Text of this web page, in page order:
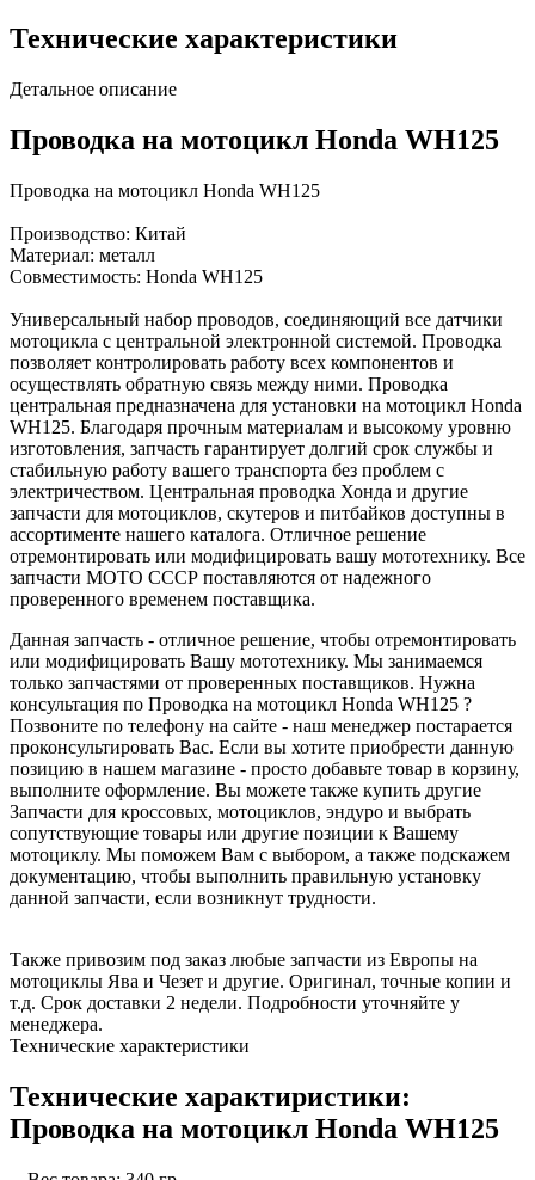
Технические характеристики
Детальное описание
Проводка на мотоцикл Honda WH125
Проводка на мотоцикл Honda WH125
Производство: Китай
Материал: металл
Совместимость: Honda WH125
Универсальный набор проводов, соединяющий все датчики
мотоцикла с центральной электронной системой. Проводка
позволяет контролировать работу всех компонентов и
осуществлять обратную связь между ними. Проводка
центральная предназначена для установки на мотоцикл Honda
WH125. Благодаря прочным материалам и высокому уровню
изготовления, запчасть гарантирует долгий срок службы и
стабильную работу вашего транспорта без проблем с
электричеством. Центральная проводка Хонда и другие
запчасти для мотоциклов, скутеров и питбайков доступны в
ассортименте нашего каталога. Отличное решение
отремонтировать или модифицировать вашу мототехнику. Все
запчасти МОТО СССР поставляются от надежного
проверенного временем поставщика.
Данная запчасть - отличное решение, чтобы отремонтировать
или модифицировать Вашу мототехнику. Мы занимаемся
только запчастями от проверенных поставщиков. Нужна
консультация по Проводка на мотоцикл Honda WH125 ?
Позвоните по телефону на сайте - наш менеджер постарается
проконсультировать Вас. Если вы хотите приобрести данную
позицию в нашем магазине - просто добавьте товар в корзину,
выполните оформление. Вы можете также купить другие
Запчасти для кроссовых, мотоциклов, эндуро и выбрать
сопутствующие товары или другие позиции к Вашему
мотоциклу. Мы поможем Вам с выбором, а также подскажем
документацию, чтобы выполнить правильную установку
данной запчасти, если возникнут трудности.
Также привозим под заказ любые запчасти из Европы на
мотоциклы Ява и Чезет и другие. Оригинал, точные копии и
т.д. Срок доставки 2 недели. Подробности уточняйте у
менеджера.
Технические характеристики
Технические характиристики:
Проводка на мотоцикл Honda WH125